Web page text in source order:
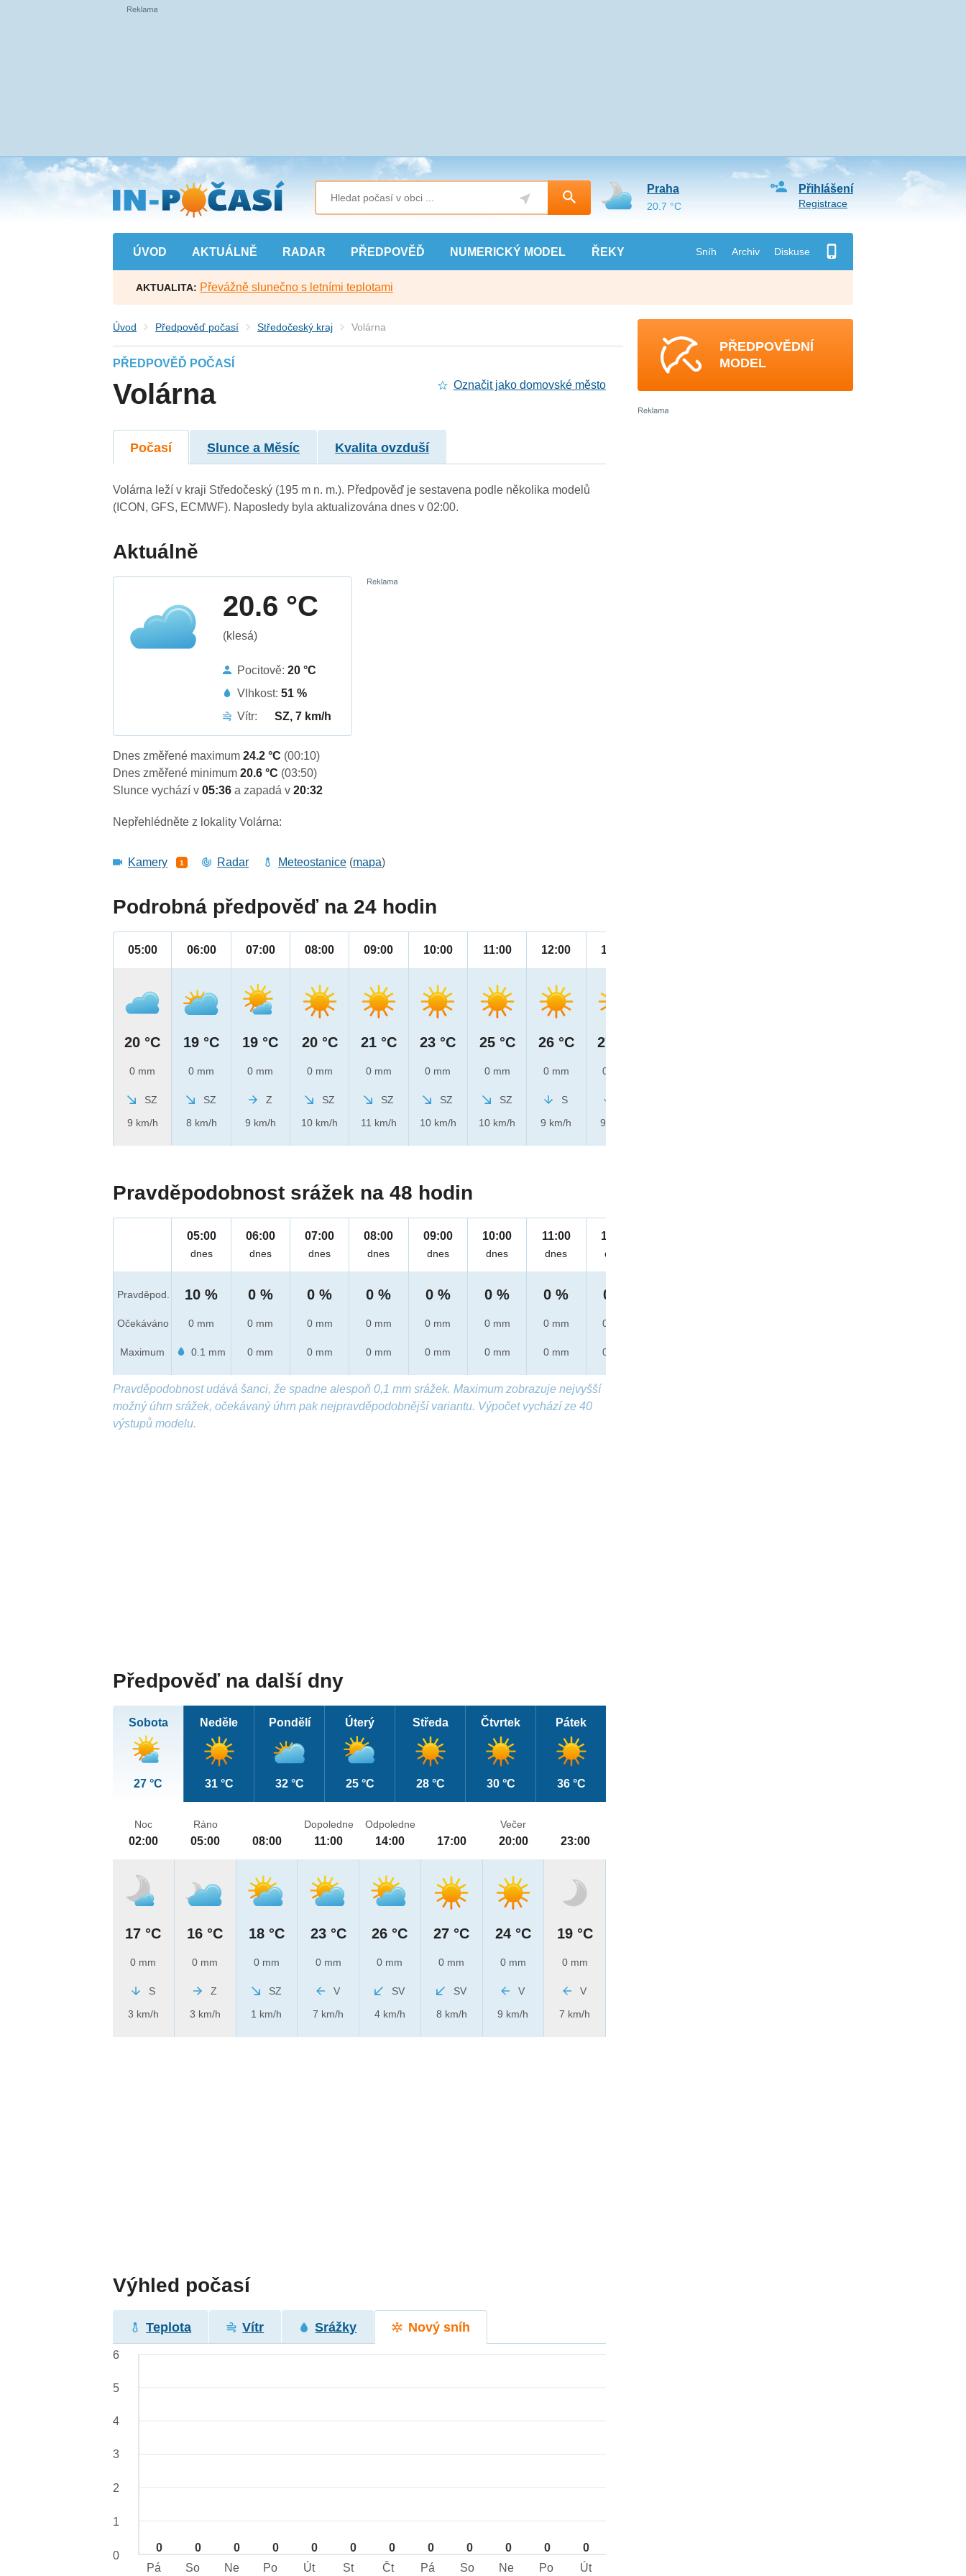
Přejít
na
hlavní
obsah
ÚVOD AKTUÁLNĚ RADAR PŘEDPOVĚĎ NUMERICKÝ MODEL ŘEKY Sníh Archiv Diskuse
Přihlášení
Registrace
Praha
20.7 °C
AKTUALITA: Převážně slunečno s letními teplotami
Úvod Předpověď počasí Středočeský kraj Volárna
PŘEDPOVĚĎ POČASÍ
Volárna Označit jako domovské město
Počasí Slunce a Měsíc Kvalita ovzduší
Volárna leží v kraji Středočeský (195 m n. m.). Předpověď je sestavena podle několika modelů
(ICON, GFS, ECMWF). Naposledy byla aktualizována dnes v 02:00.
Aktuálně
20.6 °C
(klesá)
Pocitově:20 °C
Vlhkost:51 %
Vítr:
SZ, 7 km/h
Dnes změřené maximum24.2 °C (00:10)
Dnes změřené minimum20.6 °C (03:50)
Slunce vychází v05:36a zapadá v20:32
Nepřehlédněte z lokality Volárna:
Kamery 1 Radar Meteostanice (mapa)
Podrobná předpověď na 24 hodin
05:00
20 °C
0 mm
SZ
9 km/h
06:00
19 °C
0 mm
SZ
8 km/h
07:00
19 °C
0 mm
Z
9 km/h
08:00
20 °C
0 mm
SZ
10 km/h
09:00
21 °C
0 mm
SZ
11 km/h
10:00
23 °C
0 mm
SZ
10 km/h
11:00
25 °C
0 mm
SZ
10 km/h
12:00
26 °C
0 mm
S
9 km/h
13:00
27 °C
0 mm
9 km/h
Pravděpodobnost srážek na 48 hodin
Pravděpod.
Očekáváno
Maximum
05:00
dnes
10 %
0 mm
0.1 mm
06:00
dnes
0 %
0 mm
0 mm
07:00
dnes
0 %
0 mm
0 mm
08:00
dnes
0 %
0 mm
0 mm
09:00
dnes
0 %
0 mm
0 mm
10:00
dnes
0 %
0 mm
0 mm
11:00
dnes
0 %
0 mm
0 mm
12:00
dnes
0 %
0 mm
0 mm
Pravděpodobnost udává šanci, že spadne alespoň 0,1 mm srážek. Maximum zobrazuje nejvyšší
možný úhrn srážek, očekávaný úhrn pak nejpravděpodobnější variantu. Výpočet vychází ze 40
výstupů modelu.
Předpověď na další dny
Sobota
27 °C
Neděle
31 °C
Pondělí
32 °C
Úterý
25 °C
Středa
28 °C
Čtvrtek
30 °C
Pátek
36 °C
Noc
02:00
17 °C
0 mm
S
3 km/h
Ráno
05:00
16 °C
0 mm
Z
3 km/h
08:00
18 °C
0 mm
SZ
1 km/h
Dopoledne
11:00
23 °C
0 mm
V
7 km/h
Odpoledne
14:00
26 °C
0 mm
SV
4 km/h
17:00
27 °C
0 mm
SV
8 km/h
Večer
20:00
24 °C
0 mm
V
9 km/h
23:00
19 °C
0 mm
V
7 km/h
Výhled počasí
Teplota Vítr Srážky Nový sníh
0 0 0 0 0 0 0 0 0 0 0 0
6
5
4
3
2
1
0
Pá
So Ne Po Út St Čt Pá So Ne Po Út
PŘEDPOVĚDNÍ
MODEL